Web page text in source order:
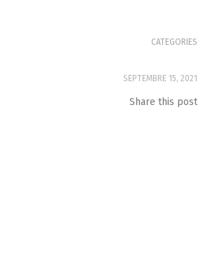
CATEGORIES
SEPTEMBRE 15, 2021
Share this post